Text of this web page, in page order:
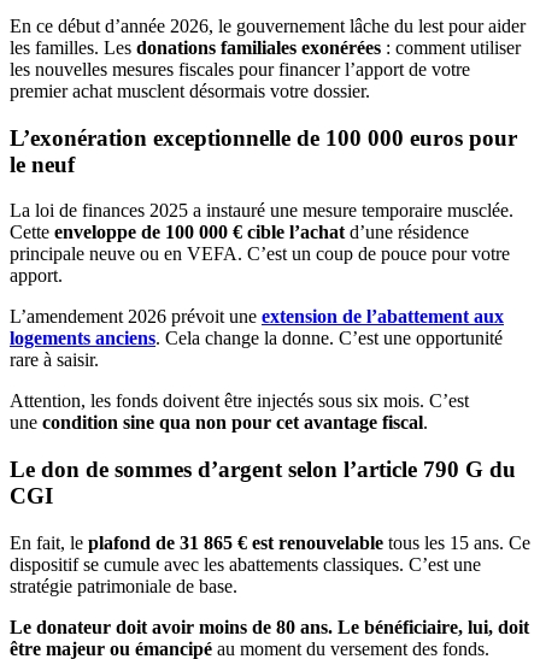
En ce début d’année 2026, le gouvernement lâche du lest pour aider
les familles. Les donations familiales exonérées : comment utiliser
les nouvelles mesures fiscales pour financer l’apport de votre
premier achat musclent désormais votre dossier.
L’exonération exceptionnelle de 100 000 euros pour
le neuf
La loi de finances 2025 a instauré une mesure temporaire musclée.
Cette enveloppe de 100 000 € cible l’achatd’une résidence
principale neuve ou en VEFA. C’est un coup de pouce pour votre
apport.
L’amendement 2026 prévoit une extension de l’abattement aux
logements anciens. Cela change la donne. C’est une opportunité
rare à saisir.
Attention, les fonds doivent être injectés sous six mois. C’est
une condition sine qua non pour cet avantage fiscal.
Le don de sommes d’argent selon l’article 790 G du
CGI
En fait, le plafond de 31 865 € est renouvelable tous les 15 ans. Ce
dispositif se cumule avec les abattements classiques. C’est une
stratégie patrimoniale de base.
Le donateur doit avoir moins de 80 ans. Le bénéficiaire, lui, doit
être majeur ou émancipé au moment du versement des fonds.